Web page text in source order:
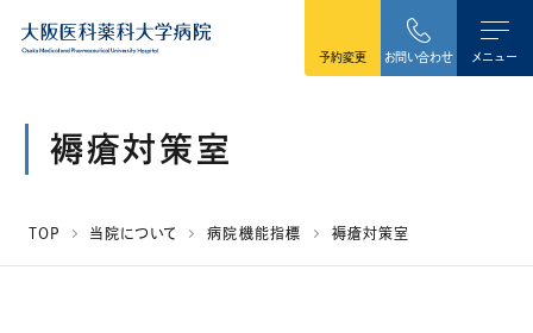
予約変更 お問い合わせ メニュー
褥瘡対策室
TOP 当院について 病院機能指標 褥瘡対策室